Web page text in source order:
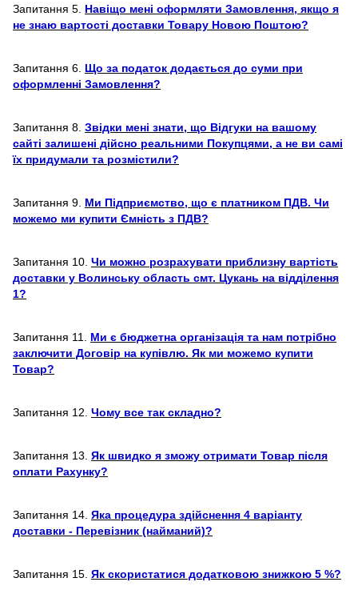
Запитання 5. Навіщо мені оформляти Замовлення, якщо я
не знаю вартості доставки Товару Новою Поштою?
Запитання 6. Що за податок додається до суми при
оформленні Замовлення?
Запитання 8. Звідки мені знати, що Відгуки на вашому
сайті залишені дійсно реальними Покупцями, а не ви самі
їх придумали та розмістили?
Запитання 9. Ми Підприємство, що є платником ПДВ. Чи
можемо ми купити Ємність з ПДВ?
Запитання 10. Чи можно розрахувати приблизну вартість
доставки у Волинську область смт. Цукань на відділення
1?
Запитання 11. Ми є бюджетна організація та нам потрібно
заключити Договір на купівлю. Як ми можемо купити
Товар?
Запитання 12. Чому все так складно?
Запитання 13. Як швидко я зможу отримати Товар після
оплати Рахунку?
Запитання 14. Яка процедура здійснення 4 варіанту
доставки - Перевізник (найманий)?
Запитання 15. Як скористатися додатковою знижкою 5 %?